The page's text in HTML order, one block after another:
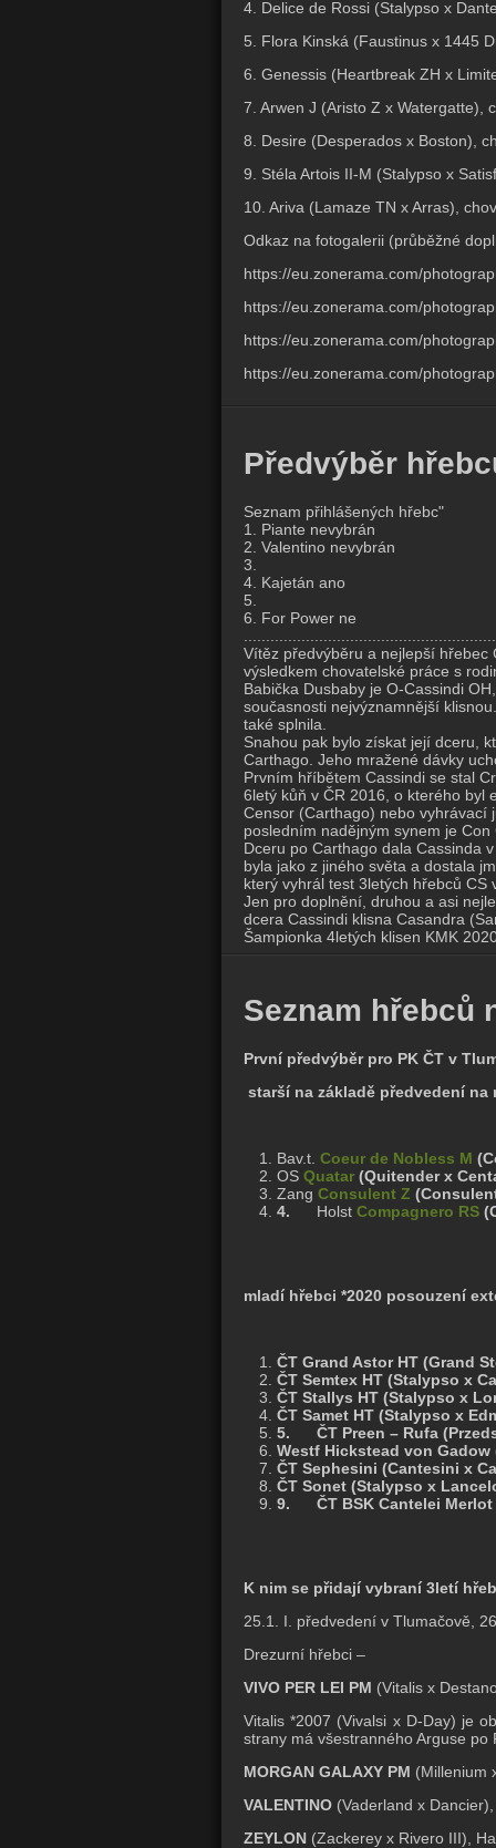
4. Delice de Rossi (Stalypso x
5. Flora Kinská (Faustinus x 1445
6. Genessis (Heartbreak ZH x
7. Arwen J (Aristo Z x Watergatte),
8. Desire (Desperados x Boston),
9. Stéla Artois II-M (Stalypso x
10. Ariva (Lamaze TN x Arras),
Odkaz na fotogalerii (průběžné
https://eu.zonerama.com/
https://eu.zonerama.com/
https://eu.zonerama.com/
https://eu.zonerama.com/
Předvýběr
Seznam přihlášených hřebc"
1. Piante nevybrán
2. Valentino nevybrán
3.
4. Kajetán ano
5.
6. For Power ne
Vítěz předvýběru a nejlepší hřebec
výsledkem chovatelské práce s
Babička Dusbaby je O-Cassindi
současnosti nejvýznamnější
také splnila.
Snahou pak bylo získat její dceru,
Carthago. Jeho mražené dávky
Prvním hříbětem Cassindi se stal
6letý kůň v ČR 2016, o kterého byl
Censor (Carthago) nebo vyhrávací
posledním nadějným synem je
Dceru po Carthago dala Cassinda
byla jako z jiného světa a dostala
který vyhrál test 3letých hřebců
Jen pro doplnění, druhou a asi
dcera Cassindi klisna Casandra
Šampionka 4letých klisen KMK
Seznam hřebců
První předvýběr pro PK ČT v
starší na základě předvedení
Bav.t. Coeur de Nobless M
OS Quatar (Quitender x
Zang Consulent Z
4. Holst Compagnero RS
mladí hřebci *2020 posouzení
ČT Grand Astor HT (Grand
ČT Semtex HT (Stalypso x
ČT Stallys HT (Stalypso x
ČT Samet HT (Stalypso x
5. ČT Preen – Rufa
Westf Hickstead von
ČT Sephesini (Cantesini x
ČT Sonet (Stalypso x
9. ČT BSK Cantelei
K nim se přidají vybraní 3letí
25.1. I. předvedení v Tlumačově,
Drezurní hřebci –
VIVO PER LEI PM (Vitalis x
Vitalis *2007 (Vivalsi x D-Day) je
strany má všestranného Arguse
MORGAN GALAXY PM (Millenium
VALENTINO (Vaderland x
ZEYLON (Zackerey x Rivero III),